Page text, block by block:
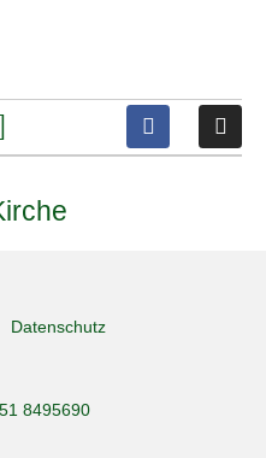
Datenschutz
8495690